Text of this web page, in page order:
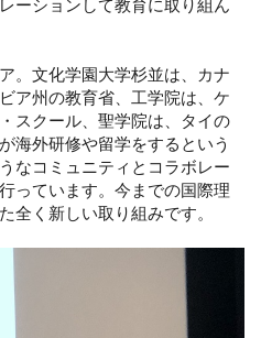
ーションして教育に取り組ん
。文化学園大学杉並は、カナ
ア州の教育省、工学院は、ケ
スクール、聖学院は、タイの
海外研修や留学をするという
なコミュニティとコラボレー
っています。今までの国際理
全く新しい取り組みです。